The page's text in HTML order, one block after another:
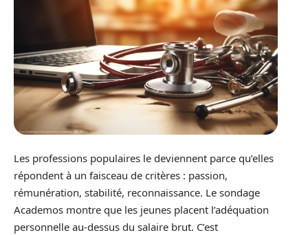
Les professions populaires le deviennent parce qu’elles
répondent à un faisceau de critères : passion,
rémunération, stabilité, reconnaissance. Le sondage
Academos montre que les jeunes placent l’adéquation
personnelle au-dessus du salaire brut. C’est